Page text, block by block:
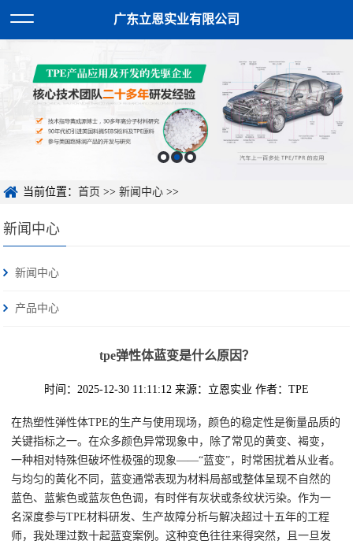
广东立恩实业有限公司
当前位置：首页 >>新闻中心 >>
新闻中心
新闻中心
产品中心
tpe弹性体蓝变是什么原因？
时间：2025-12-30 11:11:12 来源：立恩实业 作者：TPE
在热塑性弹性体TPE的生产与使用现场，颜色的稳定性是衡量品质的
关键指标之一。在众多颜色异常现象中，除了常见的黄变、褐变，
一种相对特殊但破坏性极强的现象——“蓝变”，时常困扰着从业者。
与均匀的黄化不同，蓝变通常表现为材料局部或整体呈现不自然的
蓝色、蓝紫色或蓝灰色色调，有时伴有灰状或条纹状污染。作为一
名深度参与TPE材料研发、生产故障分析与解决超过十五年的工程
师，我处理过数十起蓝变案例。这种变色往往来得突然，且一旦发